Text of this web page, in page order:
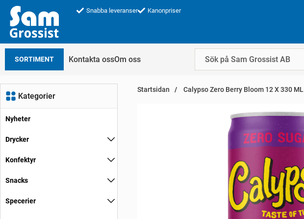
Snabba leveranser Kanonpriser
SORTIMENT Kontakta ossOm oss
Kategorier
Nyheter
Drycker
Konfektyr
Snacks
Specerier
Startsidan Calypso Zero Berry Bloom 12 X 330 ML